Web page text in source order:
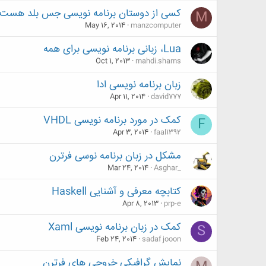
M کسی از دوستان برنامه نویسی جس بلد
manzcomputer
May 16, 2014
Lua، زبانی برنامه نویسی برای همه
mahdi.shams
Oct 1, 2013
زبان برنامه نویسی ادا
david777
Apr 11, 2014
F کمک در مورد برنامه نویسی VHDL
faal1392
Apr 3, 2014
مشکل در زبان برنامه نوسی فرترن
Asghar_
Mar 24, 2014
کتابچه معرفی و آشنایی Haskell
prp-e
Apr 8, 2013
S کمک در زبان برنامه نویسی Xaml
sadaf jooon
Feb 24, 2014